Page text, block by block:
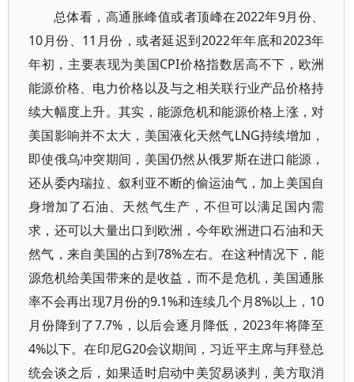
总体看，高通胀峰值或者顶峰在2022年9月份、
10月份、11月份，或者延迟到2022年年底和2023年
年初，主要表现为美国CPI价格指数居高不下，欧洲
能源价格、电力价格以及与之相关联行业产品价格持
续大幅度上升。其实，能源危机和能源价格上涨，对
美国影响并不太大，美国液化天然气LNG持续增加，
即使俄乌冲突期间，美国仍然从俄罗斯在进口能源，
还从委内瑞拉、叙利亚不断的偷运油气，加上美国自
身增加了石油、天然气生产，不但可以满足国内需
求，还可以大量出口到欧洲，今年欧洲进口石油和天
然气，来自美国的占到78%左右。在这种情况下，能
源危机给美国带来的是收益，而不是危机，美国通胀
率不会再出现7月份的9.1%和连续几个月8%以上，10
月份降到了7.7%，以后会逐月降低，2023年将降至
4%以下。在印尼G20会议期间，习近平主席与拜登总
统会谈之后，如果适时启动中美贸易谈判，美方取消